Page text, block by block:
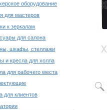
оборудование
для мастеров
к зеркалам
для салона
шкафы, стеллажи
и кресла для холла
для рабочего места
для клиентов